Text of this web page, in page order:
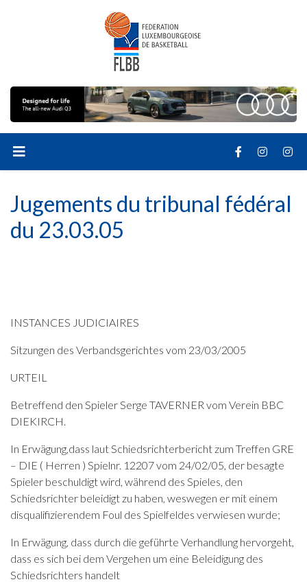
Jugements du tribunal fédéral
du 23.03.05
INSTANCES JUDICIAIRES
Sitzungen des Verbandsgerichtes vom 23/03/2005
URTEIL
Betreffend den Spieler Serge TAVERNER vom Verein BBC
DIEKIRCH.
In Erwägung,dass laut Schiedsrichterbericht zum Treffen GRE
– DIE ( Herren ) Spielnr. 12207 vom 24/02/05, der besagte
Spieler beschuldigt wird, während des Spieles, den
Schiedsrichter beleidigt zu haben, weswegen er mit einem
disqualifizierendem Foul des Spielfeldes verwiesen wurde;
In Erwägung, dass durch die geführte Verhandlung hervorgeht,
dass es sich bei dem Vergehen um eine Beleidigung des
Schiedsrichters handelt